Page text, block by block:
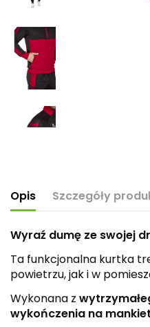
Opis Szczegóły
Wyraź dumę ze swojej
Ta funkcjonalna kurtka
powietrzu, jak i w
Wykonana z
wykończenia na